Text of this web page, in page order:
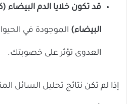
قد تكون خلايا الدم البيضاء
البيضاء) الموجودة في
العدوى تؤثر على خصوبتك.
إذا لم تكن نتائج تحليل السائل